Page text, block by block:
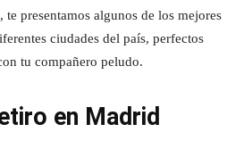
presentamos algunos de los mejores
ciudades del país, perfectos
tu compañero peludo.
en Madrid